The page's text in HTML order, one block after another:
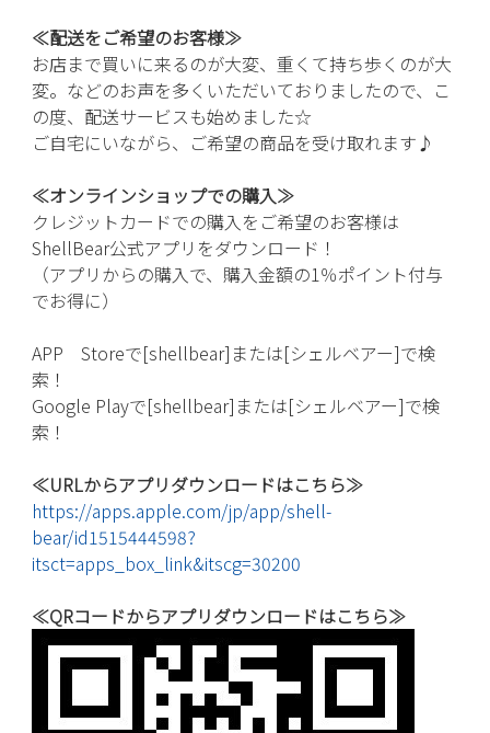
≪配送をご希望のお客様≫
お店まで買いに来るのが大変、重くて持ち歩くのが大
変。などのお声を多くいただいておりましたので、こ
の度、配送サービスも始めました☆
ご自宅にいながら、ご希望の商品を受け取れます♪
≪オンラインショップでの購入≫
クレジットカードでの購入をご希望のお客様は
ShellBear公式アプリをダウンロード！
（アプリからの購入で、購入金額の1％ポイント付与
でお得に）
APP Storeで[shellbear]または[シェルベアー]で検
索！
Google Playで[shellbear]または[シェルベアー]で検
索！
≪URLからアプリダウンロードはこちら≫
https://apps.apple.com/jp/app/shell-
bear/id1515444598?
itsct=apps_box_link&itscg=30200
≪QRコードからアプリダウンロードはこちら≫